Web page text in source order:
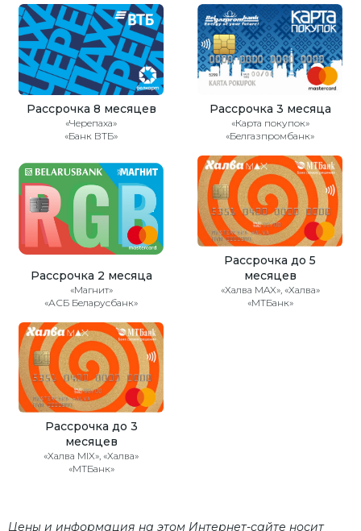
Рассрочка 8 месяцев
«Черепаха»
«Банк ВТБ»
Рассрочка 3 месяца
«Карта покупок»
«Белгазпромбанк»
Рассрочка 2 месяца
«Магнит»
«АСБ Беларусбанк»
Рассрочка до 5
месяцев
«Халва MAX», «Халва»
«МТБанк»
Рассрочка до 3
месяцев
«Халва MIX», «Халва»
«МТБанк»
Цены и информация на этом Интернет-сайте носит